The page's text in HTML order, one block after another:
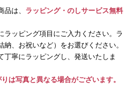
は、 ラッピング・のしサービス無料
ラッピング項目にご入力ください。ラ
納、お祝いなど）をお選びください。
丁寧にラッピングし、発送いたしま
は写真と異なる場合がございます。